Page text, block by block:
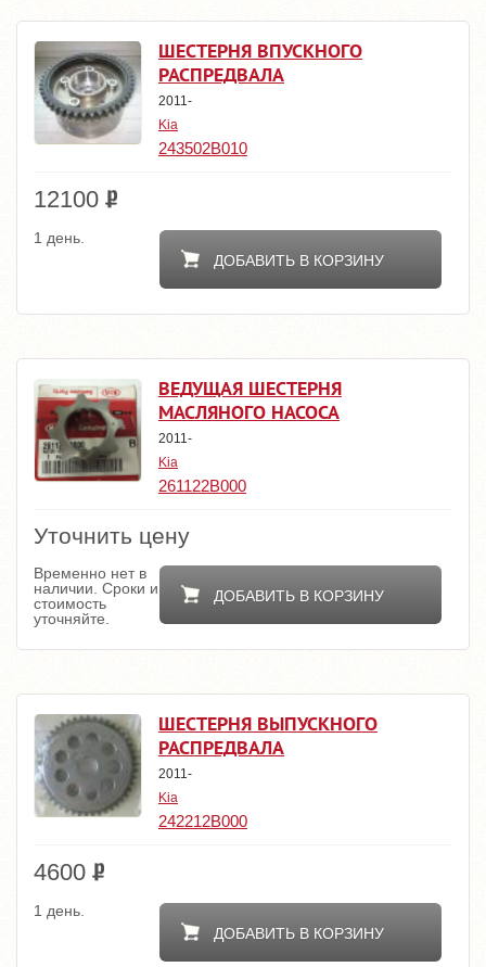
ШЕСТЕРНЯ ВПУСКНОГО
РАСПРЕДВАЛА
2011-
Kia
243502B010
12100
ДОБАВИТЬ В КОРЗИНУ
1 день.
ВЕДУЩАЯ ШЕСТЕРНЯ
МАСЛЯНОГО НАСОСА
2011-
Kia
261122B000
Уточнить цену
ДОБАВИТЬ В КОРЗИНУ
Временно нет в
наличии. Сроки и
стоимость
уточняйте.
ШЕСТЕРНЯ ВЫПУСКНОГО
РАСПРЕДВАЛА
2011-
Kia
242212B000
4600
ДОБАВИТЬ В КОРЗИНУ
1 день.